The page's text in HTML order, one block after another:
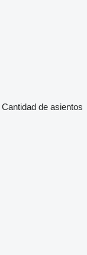
Cantidad de asientos